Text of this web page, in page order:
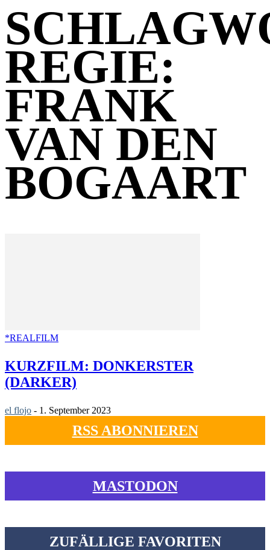
REGIE:
FRANK
VAN DEN
BOGAART
*REALFILM
KURZFILM: DONKERSTER
(DARKER)
el flojo - 1. September 2023
RSS ABONNIEREN
MASTODON
ZUFÄLLIGE FAVORITEN